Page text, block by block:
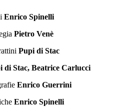
Enrico Spinelli
Pietro Venè
Pupi di Stac
di Stac, Beatrice Carlucci
Enrico Guerrini
Enrico Spinelli